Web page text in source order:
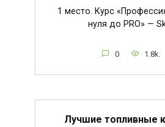
1 место. Курс
нуля до PRO» —
0 1.8k.
Лучшие топливные